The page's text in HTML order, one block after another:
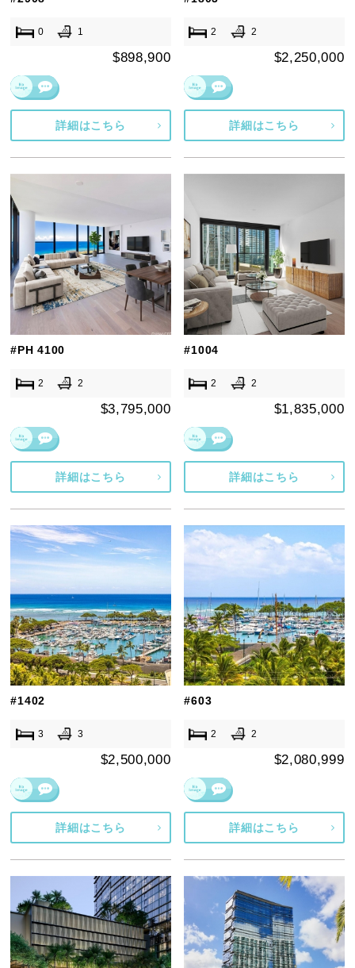
0 1
$898,900
詳細はこちら
2 2
$2,250,000
詳細はこちら
#PH 4100
2 2
$3,795,000
詳細はこちら
#1004
2 2
$1,835,000
詳細はこちら
#1402
3 3
$2,500,000
詳細はこちら
#603
2 2
$2,080,999
詳細はこちら